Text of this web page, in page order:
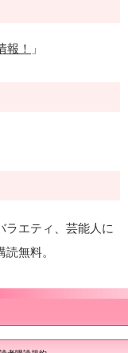
報！ 」
ラエティ、芸能人に
無料。